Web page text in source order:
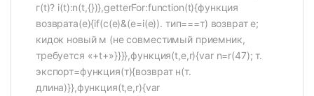
г(t)? i(t):n(t,{})},getterFor:function(t){функция
возврата(e){if(c(e)&(e=i(e)). тип===т) возврат e;
кидок новый м (не совместимый приемник,
требуется «+t+»}}}},функция(t,e,r){var n=r(47); т.
экспорт=функция(т){возврат н(т.
длина)}},функция(t,e,r){var